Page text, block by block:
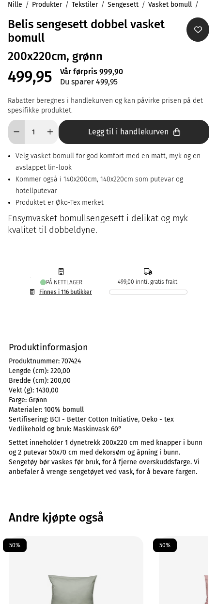
Nille Produkter Tekstiler Sengesett Vasket bomull
Belis sengesett dobbel vasket
bomull
200x220cm, grønn
499,95
Vår førpris 999,90
Du sparer 499,95
Rabatter beregnes i handlekurven og kan påvirke prisen på det
spesifikke produktet.
Legg til i handlekurven
Velg vasket bomull for god komfort med en matt, myk og en
avslappet lin-look
Kommer også i 140x200cm, 140x220cm som putevar og
hotellputevar
Produktet er Øko-Tex merket
Ensymvasket bomullsengesett i delikat og myk
kvalitet til dobbeldyne.
PÅ NETTLAGER
Finnes i 116 butikker
499,00 inntil gratis frakt!
Produktinformasjon
Produktnummer: 707424
Lengde (cm): 220,00
Bredde (cm): 200,00
Vekt (g): 1430,00
Farge: Grønn
Materialer: 100% bomull
Sertifisering: BCI - Better Cotton Initiative, Oeko - tex
Vedlikehold og bruk: Maskinvask 60°
Settet inneholder 1 dynetrekk 200x220 cm med knapper i bunn
og 2 putevar 50x70 cm med dekorsøm og åpning i bunn.
Sengetøy bør vaskes før bruk, for å fjerne overskuddsfarge. Vi
anbefaler å vrenge sengetøyet ved vask, for å bevare fargen.
Andre kjøpte også
50% 50%